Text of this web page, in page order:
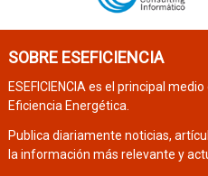
SOBRE ESEFICIENCIA
ESEFICIENCIA es el principal
Eficiencia Energética.
Publica diariamente noticias,
la información más relevante y